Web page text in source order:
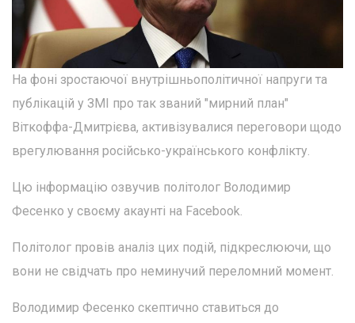
На фоні зростаючої внутрішньополітичної напруги та
публікацій у ЗМІ про так званий "мирний план"
Віткоффа-Дмитрієва, активізувалися переговори щодо
врегулювання російсько-українського конфлікту.
Цю інформацію озвучив політолог Володимир
Фесенко у своєму акаунті на Facebook.
Політолог провів аналіз цих подій, підкреслюючи, що
вони не свідчать про неминучий переломний момент.
Володимир Фесенко скептично ставиться до